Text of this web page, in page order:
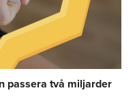
passera två miljarder